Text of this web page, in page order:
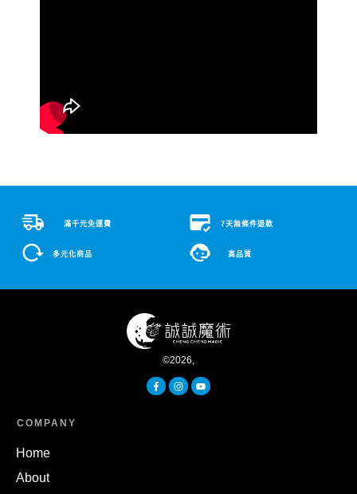
滿千元免運費 7天無條件退款
多元化商品 高品質
©2026,
COMPANY
Home
About